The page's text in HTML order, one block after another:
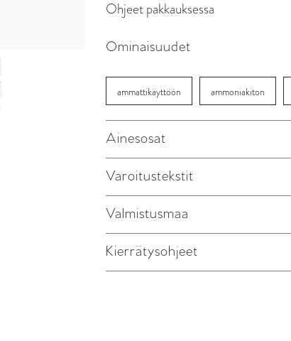
Ohjeet pakkauksessa
Ominaisuudet
ammattikäyttöön ammoniakiton
Ainesosat
Varoitustekstit
Valmistusmaa
Kierrätysohjeet